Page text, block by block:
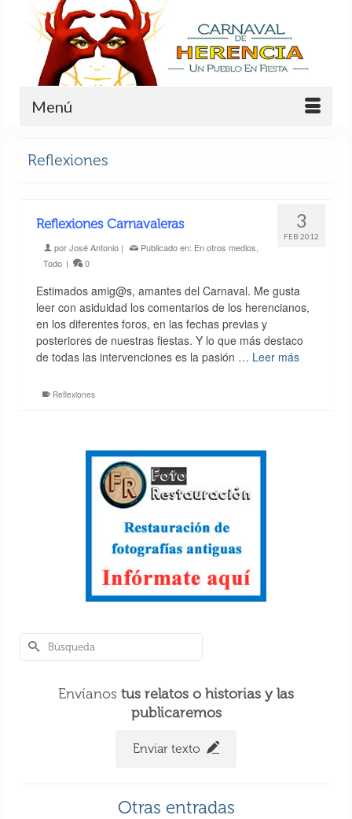
Menú
Reflexiones
3
FEB 2012
Reflexiones Carnavaleras
porJosé Antonio| Publicado en: En otros medios,
Todo | 0
Estimados amig@s, amantes del Carnaval. Me gusta
leer con asiduidad los comentarios de los herencianos,
en los diferentes foros, en las fechas previas y
posteriores de nuestras fiestas. Y lo que más destaco
de todas las intervenciones es la pasión … Leer más
Reflexiones
Envíanos tus relatos o historias y las
publicaremos
Enviar texto
Otras entradas